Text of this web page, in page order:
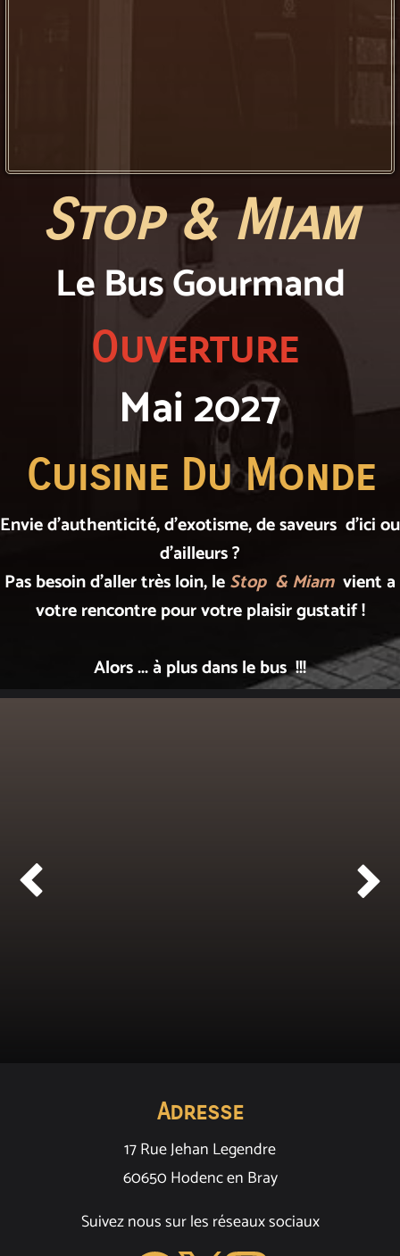
Stop & Miam
Le Bus Gourmand
Ouverture
Mai 2027
Cuisine Du Monde
Envie d'authenticité, d'exotisme, de saveurs d'ici ou
d’ailleurs ?
Pas besoin d'aller très loin, leStop & Miam vient a
votre rencontre pour votre plaisir gustatif !
Alors ... à plus dans le bus !!!
 
Adresse
17 Rue Jehan Legendre
60650 Hodenc en Bray
Suivez nous sur les réseaux sociaux